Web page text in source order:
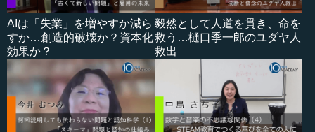
AIは「失業」を増やすか減ら
すか…創造的破壊か？資本化
効果か？
毅然として人道を貫き、命を
救う…樋口季一郎のユダヤ人
救出